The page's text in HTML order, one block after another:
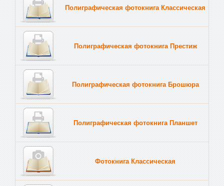
Полиграфическая фотокнига Классическая
Полиграфическая фотокнига Престиж
Полиграфическая фотокнига Брошюра
Полиграфическая фотокнига Планшет
Фотокнига Классическая